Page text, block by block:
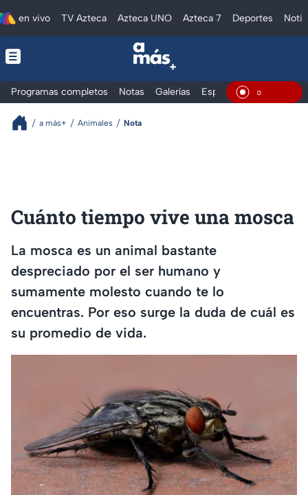
en vivo TV Azteca Azteca UNO Azteca 7 Deportes
Programas completos Notas Galerías Especiales En Vivo
a más+ Animales Nota
Cuánto tiempo vive una mosca
La mosca es un animal bastante
despreciado por el ser humano y
sumamente molesto cuando te lo
encuentras. Por eso surge la duda de cuál es
su promedio de vida.